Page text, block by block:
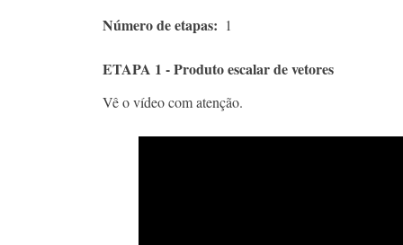
Número de etapas 1
ETAPA 1 - Produto escalar de vetores
Vê o vídeo com atenção.